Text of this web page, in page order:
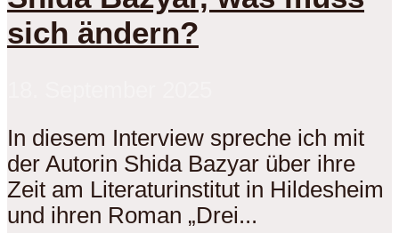
sich ändern?
In diesem Interview spreche ich mit
der Autorin Shida Bazyar über ihre
Zeit am Literaturinstitut in Hildesheim
und ihren Roman „Drei...